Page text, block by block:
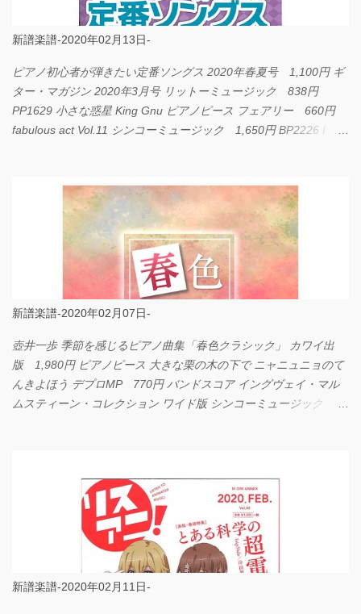
新譜楽譜-2020年02月13日-
ピアノ初心者が弾きたい定番ソングス 2020年春夏号 1,100円 ギ
ター・マガジン 2020年3月号 リットーミュージック 838円
PP1629 小さな惑星 King Gnu ピアノピース フェアリー 660円
fabulous act Vol.11 シンコーミュージック 1,650円 BP2226 I
新譜楽譜-2020年02月07日-
壺井一歩 季節を感じるピアノ曲集「春色クラシック」 カワイ出
版 1,980円 ピアノピース 大きな栗の木の下で ニャニュニョのて
んきよほう デプロMP 770円 バンドスコア イングヴェイ・マル
ムスティーン・コレクション ワイド版 シンコーミュージック
新譜楽譜-2020年02月11日-